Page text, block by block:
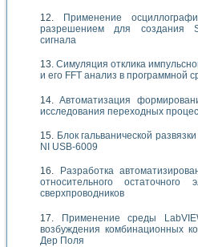
Применение
разрешением для создания
сигнала
Симуляция отклика
и его FFT анализ в программной
Автоматизация
исследования переходных
Блок гальванической
NI USB-6009
Разработка
относительного остаточного
сверхпроводников
Применение среды
возбуждения комбинационных
Дер Поля